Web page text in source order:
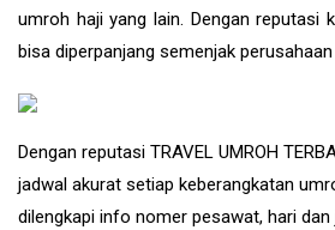
umroh haji yang lain. Dengan reputasi
bisa diperpanjang semenjak perusahaan
Dengan reputasi TRAVEL UMROH
jadwal akurat setiap keberangkatan
dilengkapi info nomer pesawat, hari dan